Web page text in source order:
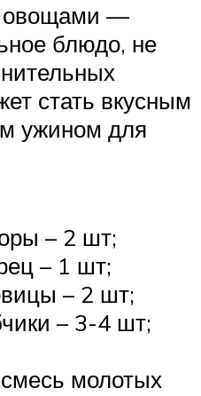
овощами —
блюдо, не
стать вкусным
ужином для
– 2 шт;
– 1 шт;
– 2 шт;
– 3-4 шт;
молотых